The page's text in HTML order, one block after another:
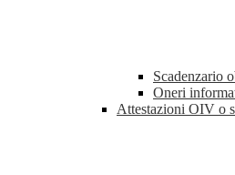
Scadenzario
Oneri
Attestazioni OIV o